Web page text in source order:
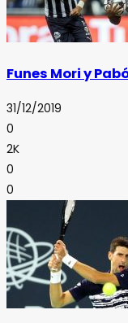
Funes Mori y
31/12/2019
0
2K
0
0